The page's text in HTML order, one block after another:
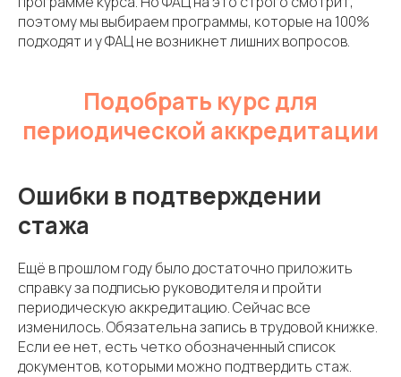
поэтому мы выбираем программы, которые на 100%
подходят и у ФАЦ не возникнет лишних вопросов.
Подобрать курс для
периодической аккредитации
Ошибки в подтверждении
стажа
Ещё в прошлом году было достаточно приложить
справку за подписью руководителя и пройти
периодическую аккредитацию. Сейчас все
изменилось. Обязательна запись в трудовой книжке.
Если ее нет, есть четко обозначенный список
документов, которыми можно подтвердить стаж.